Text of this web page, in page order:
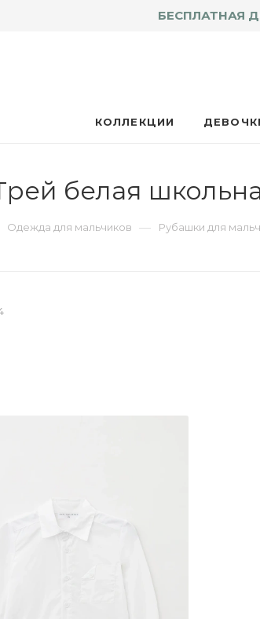
БЕСПЛАТНАЯ
КОЛЛЕКЦИИ
белая
Одежда для мальчиков — Рубашки для